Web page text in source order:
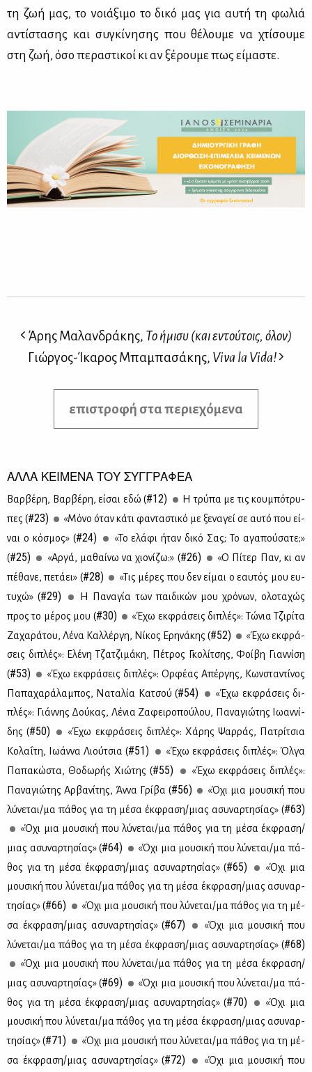
τη ζωή μας, το νοιά­ξι­μο το δι­κό μας για αυ­τή τη φω­λιά
αντί­στα­σης και συ­γκί­νη­σης που θέ­λου­με να χτί­σου­με
στη ζωή, όσο πε­ρα­στι­κοί κι αν ξέ­ρου­με πως εί­μα­στε.
Άρης Μαλανδράκης, Το ήμισυ (και εντούτοις, όλον)
Γιώργος-Ίκαρος Μπαμπασάκης, Viva la Vida!
επιστροφή στα περιεχόμενα
ΑΛΛΑ ΚΕΙΜΕΝΑ ΤΟΥ ΣΥΓΓΡΑΦΕΑ
Βαρ­βέ­ρη, Βαρ­βέ­ρη, εί­σαι εδώ (#12)
Η τρύ­πα με τις κου­μπό­τρυ­
πες (#23)
«Μό­νο όταν κά­τι φα­ντα­στι­κό με ξε­να­γεί σε αυ­τό που εί­
ναι ο κό­σμος» (#24)
«Το ελά­φι ήταν δι­κό Σας; Το αγα­πού­σα­τε;»
(#25) «Αρ­γά, μα­θαί­νω να χιο­νί­ζω:» (#26)
«Ο Πί­τερ Παν, κι αν
πέ­θα­νε, πε­τά­ει» (#28)
«Τις μέ­ρες που δεν εί­μαι ο εαυ­τός μου ευ­
τυ­χώ» (#29)
H Πα­να­γία των παι­δι­κών μου χρό­νων, ολο­τα­χώς
προς το μέ­ρος μου (#30)
«Έχω εκ­φρά­σεις δι­πλές»: Τώ­νια Τζι­ρί­τα
Ζα­χα­ρά­του, Λέ­να Καλ­λέρ­γη, Νί­κος Ερη­νά­κης (#52)
«Έχω εκ­φρά­
σεις δι­πλές»: Ελέ­νη Τζα­τζι­μά­κη, Πέ­τρος Γκο­λί­τσης, Φοί­βη Γιαν­νί­ση
(#53)
«Έχω εκ­φρά­σεις δι­πλές»: Ορ­φέ­ας Απέρ­γης, Κων­στα­ντί­νος
Πα­πα­χα­ρά­λα­μπος, Να­τα­λία Κα­τσού (#54)
«Έχω εκ­φρά­σεις δι­
πλές»: Γιάν­νης Δού­κας, Λέ­νια Ζα­φει­ρο­πού­λου, Πα­να­γιώ­της Ιω­αν­νί­
δης (#50)
«Έχω εκ­φρά­σεις δι­πλές»: Χά­ρης Ψαρ­ράς, Πα­τρί­τσια
Κο­λα­ΐ­τη, Ιω­άν­να Λιού­τσια (#51)
«Έχω εκ­φρά­σεις δι­πλές»: Όλ­γα
Πα­πα­κώ­στα, Θο­δω­ρής Χιώ­της (#55)
«Έχω εκ­φρά­σεις δι­πλές»:
Πα­να­γιώ­της Αρ­βα­νί­της, Άν­να Γρί­βα (#56)
«Όχι μια μου­σι­κή που
λύ­νε­ται/μα πά­θος για τη μέ­σα έκ­φρα­ση/μιας ασυ­ναρ­τη­σί­ας» (#63)
«Όχι μια μου­σι­κή που λύ­νε­ται/μα πά­θος για τη μέ­σα έκ­φρα­ση/
μιας ασυ­ναρ­τη­σί­ας» (#64)
«Όχι μια μου­σι­κή που λύ­νε­ται/μα πά­
θος για τη μέ­σα έκ­φρα­ση/μιας ασυ­ναρ­τη­σί­ας» (#65)
«Όχι μια
μου­σι­κή που λύ­νε­ται/μα πά­θος για τη μέ­σα έκ­φρα­ση/μιας ασυ­ναρ­
τη­σί­ας» (#66)
«Όχι μια μου­σι­κή που λύ­νε­ται/μα πά­θος για τη μέ­
σα έκ­φρα­ση/μιας ασυ­ναρ­τη­σί­ας» (#67)
«Όχι μια μου­σι­κή που
λύ­νε­ται/μα πά­θος για τη μέ­σα έκ­φρα­ση/μιας ασυ­ναρ­τη­σί­ας» (#68)
«Όχι μια μου­σι­κή που λύ­νε­ται/μα πά­θος για τη μέ­σα έκ­φρα­ση/
μιας ασυ­ναρ­τη­σί­ας» (#69)
«Όχι μια μου­σι­κή που λύ­νε­ται/μα πά­
θος για τη μέ­σα έκ­φρα­ση/μιας ασυ­ναρ­τη­σί­ας» (#70)
«Όχι μια
μου­σι­κή που λύ­νε­ται/μα πά­θος για τη μέ­σα έκ­φρα­ση/μιας ασυ­ναρ­
τη­σί­ας» (#71)
«Όχι μια μου­σι­κή που λύ­νε­ται/μα πά­θος για τη μέ­
σα έκ­φρα­ση/μιας ασυ­ναρ­τη­σί­ας» (#72)
«Όχι μια μου­σι­κή που